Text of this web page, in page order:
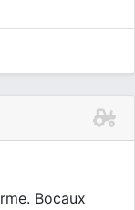
Bocaux